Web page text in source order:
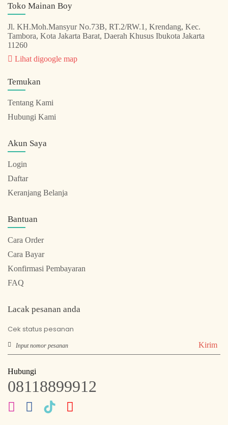
Toko Mainan Boy
Jl. KH.Moh.Mansyur No.73B, RT.2/RW.1, Krendang, Kec.
Tambora, Kota Jakarta Barat, Daerah Khusus Ibukota Jakarta
11260
Lihat digoogle map
Temukan
Tentang Kami
Hubungi Kami
Akun Saya
Login
Daftar
Keranjang Belanja
Bantuan
Cara Order
Cara Bayar
Konfirmasi Pembayaran
FAQ
Lacak pesanan anda
Cek status pesanan
Kirim
Hubungi
08118899912